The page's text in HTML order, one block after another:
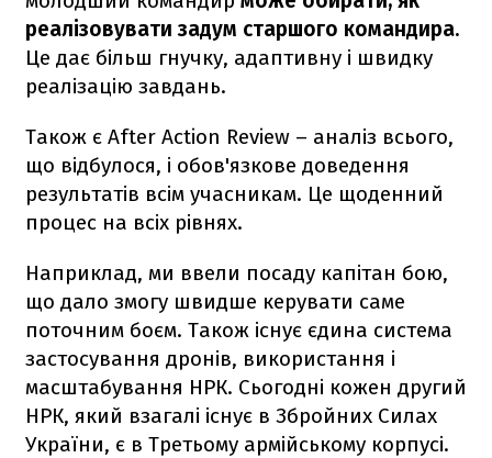
реалізовувати задум старшого командира.
Це дає більш гнучку, адаптивну і швидку
реалізацію завдань.
Також є After Action Review – аналіз всього,
що відбулося, і обов'язкове доведення
результатів всім учасникам. Це щоденний
процес на всіх рівнях.
Наприклад, ми ввели посаду капітан бою,
що дало змогу швидше керувати саме
поточним боєм. Також існує єдина система
застосування дронів, використання і
масштабування НРК. Сьогодні кожен другий
НРК, який взагалі існує в Збройних Силах
України, є в Третьому армійському корпусі.